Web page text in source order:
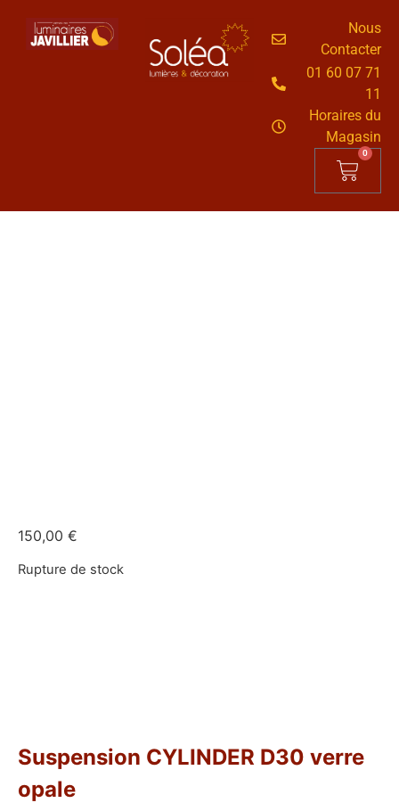
Nous
Contacter
01 60 07 71
11
Horaires du
Magasin
0
150,00 €
Rupture de stock
Suspension CYLINDER D30 verre
opale